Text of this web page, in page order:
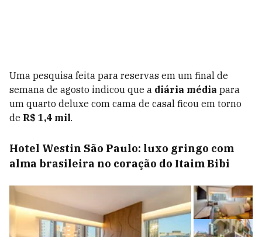
Uma pesquisa feita para reservas em um final de
semana de agosto indicou que a diária média para
um quarto deluxe com cama de casal ficou em torno
de R$ 1,4 mil.
Hotel Westin São Paulo: luxo gringo com
alma brasileira no coração do Itaim Bibi